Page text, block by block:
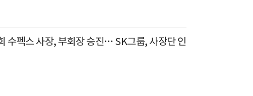
수펙스 사장, 부회장 승진… SK그룹, 사장단 인